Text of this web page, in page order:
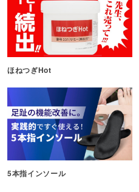
ほねつぎHot
5本指インソール